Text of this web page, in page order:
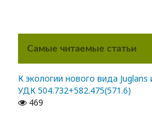
Самые читаемые статьи
К экологии нового вида
УДК 504.732+582.475(571.6)
469